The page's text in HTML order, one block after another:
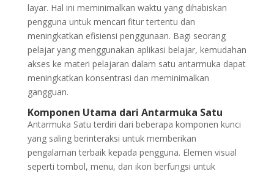
layar. Hal ini meminimalkan waktu yang dihabiskan
pengguna untuk mencari fitur tertentu dan
meningkatkan efisiensi penggunaan. Bagi seorang
pelajar yang menggunakan aplikasi belajar, kemudahan
akses ke materi pelajaran dalam satu antarmuka dapat
meningkatkan konsentrasi dan meminimalkan
gangguan.
Komponen Utama dari Antarmuka Satu
Antarmuka Satu terdiri dari beberapa komponen kunci
yang saling berinteraksi untuk memberikan
pengalaman terbaik kepada pengguna. Elemen visual
seperti tombol, menu, dan ikon berfungsi untuk